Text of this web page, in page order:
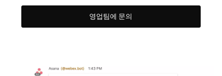
영업팀에 문의